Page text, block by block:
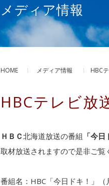
メディア情報
HOME メディア情報 HBC
HBCテレビ放
ＨＢＣ北海道放送の番組 「今日
取材放送されますので是非ご覧
番組名：HBC「今日ドキ！」（